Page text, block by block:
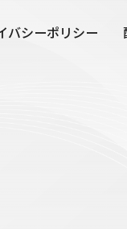
バシーポリシー